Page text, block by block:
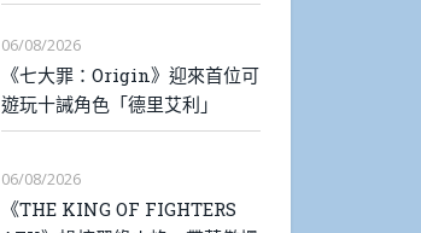
06/08/2026
《七大罪：Origin》迎來首位可
遊玩十誡角色「德里艾利」
06/08/2026
《THE KING OF FIGHTERS